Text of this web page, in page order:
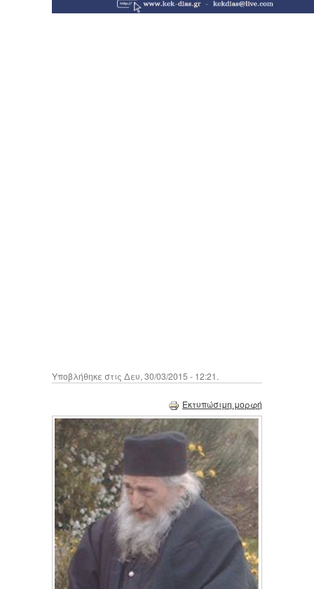
Υποβλήθηκε στις Δευ, 30/03/2015 - 12:21.
Εκτυπώσιμη μορφή